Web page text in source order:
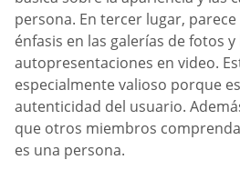
persona. En tercer lugar,
énfasis en las galerías de fotos y
autopresentaciones en video.
especialmente valioso porque
autenticidad del usuario.
que otros miembros
es una persona.